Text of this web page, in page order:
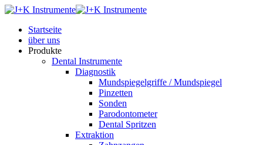
Startseite
über uns
Produkte
Dental Instrumente
Diagnostik
Mundspiegelgriffe / Mundspiegel
Pinzetten
Sonden
Parodontometer
Dental Spritzen
Extraktion